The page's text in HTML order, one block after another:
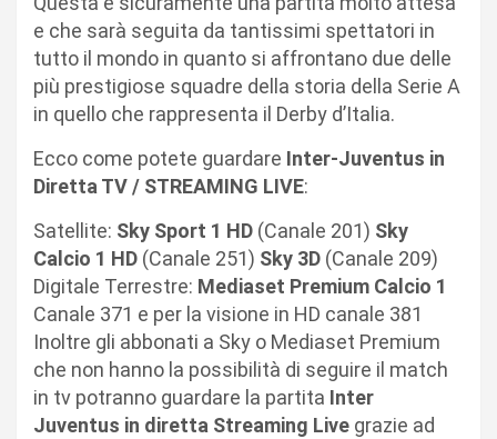
e che sarà seguita da tantissimi spettatori in
tutto il mondo in quanto si affrontano due delle
più prestigiose squadre della storia della Serie A
in quello che rappresenta il Derby d’Italia.
Ecco come potete guardare Inter-Juventus in
Diretta TV / STREAMING LIVE:
Satellite: Sky Sport 1 HD (Canale 201) Sky
Calcio 1 HD (Canale 251) Sky 3D (Canale 209)
Digitale Terrestre: Mediaset Premium Calcio 1
Canale 371 e per la visione in HD canale 381
Inoltre gli abbonati a Sky o Mediaset Premium
che non hanno la possibilità di seguire il match
in tv potranno guardare la partita Inter
Juventus in diretta Streaming Live grazie ad